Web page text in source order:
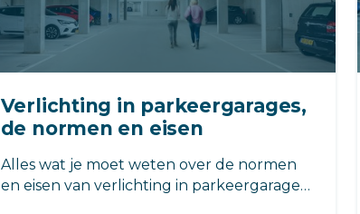
Verlichting in parkeergarages,
de normen en eisen
Alles wat je moet weten over de normen
en eisen van verlichting in parkeergarages.